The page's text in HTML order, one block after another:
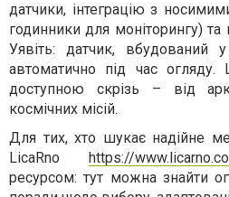
датчики, інтеграцію з
годинники для моніторингу)
Уявіть: датчик, вбудований
автоматично під час огляду.
доступною скрізь – від
космічних місій.
Для тих, хто шукає надійне
LicaRno
https://
ресурсом: тут можна знайти